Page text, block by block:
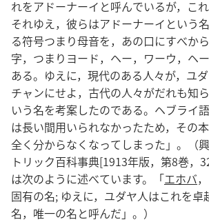
れをアドーナーイと呼んでいるが，こ
それゆえ，彼らはアドーナーイという
る符号つまり母音を，あの口にすべか
字，つまりヨード，ヘー，ワーウ，ヘ
ある。ゆえに，現代のある人々が，ユ
チャンにせよ，古代の人々がだれも知
いう名を考案したのである。ヘブライ
は長い間用いられなかったため，その
全く分からなくなってしまった」。（
トリック百科事典[1913年版，第8巻，
は次のように述べています。「エホバ
固有の名; ゆえに，ユダヤ人はこれを卓
名，唯一の名と呼んだ」。）